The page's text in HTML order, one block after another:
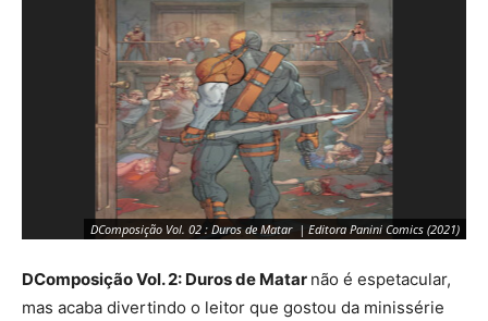
DComposição Vol. 02 : Duros de Matar | Editora Panini Comics (2021)
DComposição Vol. 2: Duros de Matar não é espetacular,
mas acaba divertindo o leitor que gostou da minissérie